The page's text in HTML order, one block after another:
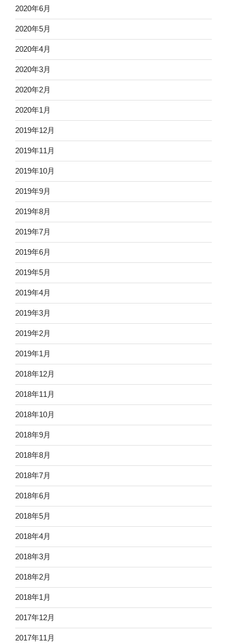
2020年6月
2020年5月
2020年4月
2020年3月
2020年2月
2020年1月
2019年12月
2019年11月
2019年10月
2019年9月
2019年8月
2019年7月
2019年6月
2019年5月
2019年4月
2019年3月
2019年2月
2019年1月
2018年12月
2018年11月
2018年10月
2018年9月
2018年8月
2018年7月
2018年6月
2018年5月
2018年4月
2018年3月
2018年2月
2018年1月
2017年12月
2017年11月